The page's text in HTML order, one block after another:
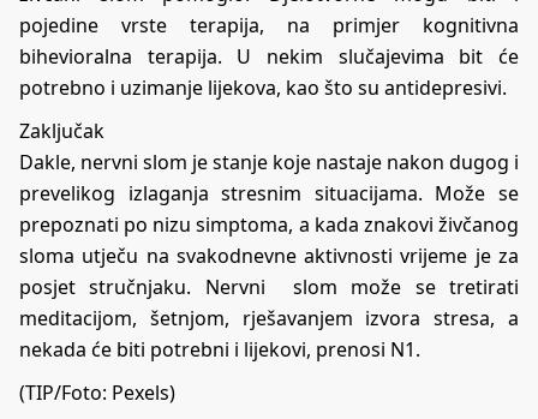
pojedine vrste terapija, na primjer kognitivna
bihevioralna terapija. U nekim slučajevima bit će
potrebno i uzimanje lijekova, kao što su antidepresivi.
Zaključak
Dakle, nervni slom je stanje koje nastaje nakon dugog i
prevelikog izlaganja stresnim situacijama. Može se
prepoznati po nizu simptoma, a kada znakovi živčanog
sloma utječu na svakodnevne aktivnosti vrijeme je za
posjet stručnjaku. Nervni slom može se tretirati
meditacijom, šetnjom, rješavanjem izvora stresa, a
nekada će biti potrebni i lijekovi, prenosi N1.
(TIP/Foto: Pexels)